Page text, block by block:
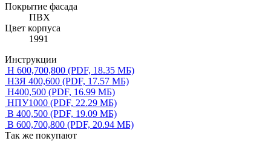
Покрытие фасада
ПВХ
Цвет корпуса
1991
Инструкции
Н 600,700,800 (PDF, 18.35 МБ)
Н3Я 400,600 (PDF, 17.57 МБ)
Н400,500 (PDF, 16.99 МБ)
НПУ1000 (PDF, 22.29 МБ)
В 400,500 (PDF, 19.09 МБ)
В 600,700,800 (PDF, 20.94 МБ)
Так же покупают